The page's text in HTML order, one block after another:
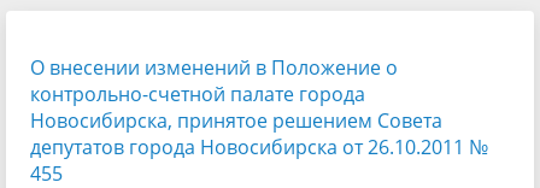
О внесении изменений в Положение о
контрольно-счетной палате города
Новосибирска, принятое решением Совета
депутатов города Новосибирска от 26.10.2011 №
455